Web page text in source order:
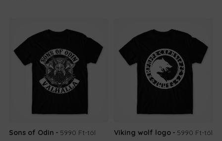
Sons of Odin 5990 Ft-tól Viking wolf logo 5990 Ft-tól